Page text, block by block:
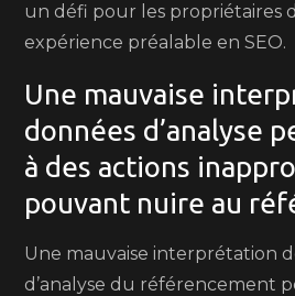
un défi pour les propriétaires
expérience préalable en SEO.
Une mauvaise
données d’analyse
à des actions
pouvant nuire au
Une mauvaise interprétation
d’analyse du référencement